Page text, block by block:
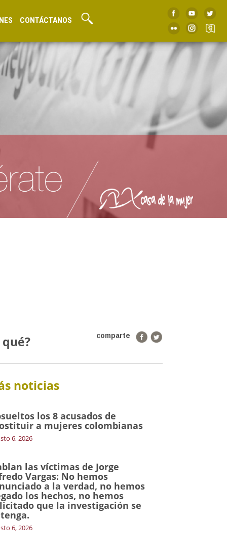
CONTÁCTANOS
comparte
noticias
los 8 acusados de
a mujeres colombianas
6, 2026
las víctimas de Jorge
Vargas: No hemos
a la verdad, no hemos
los hechos, no hemos
que la investigación se
6, 2026